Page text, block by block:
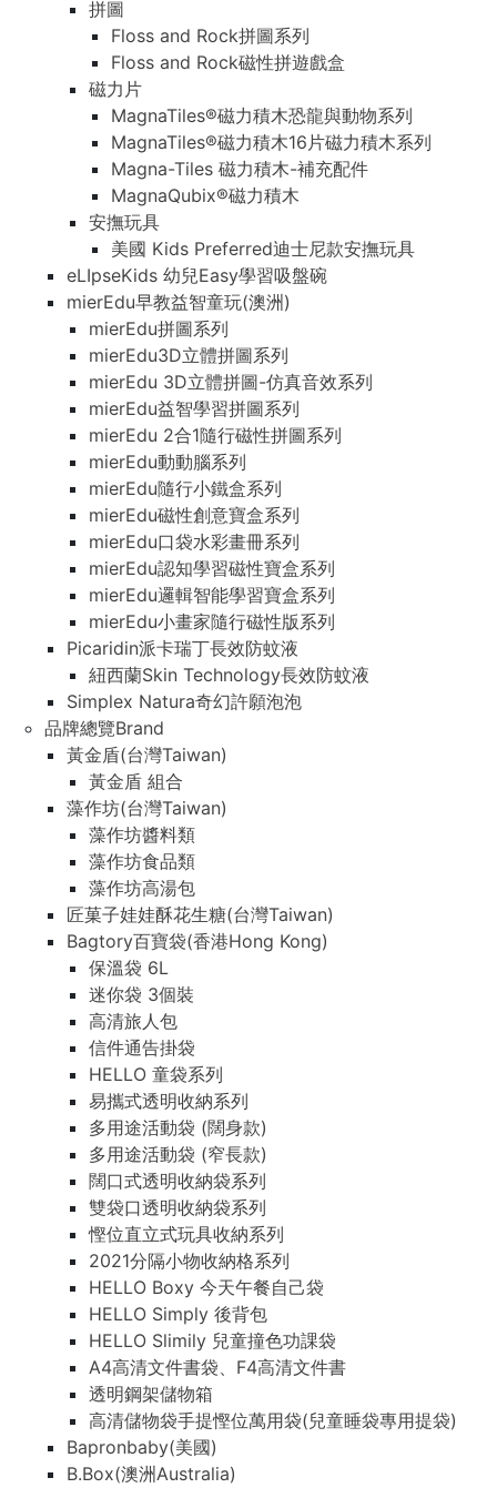
拼圖
Floss and Rock拼圖系列
Floss and Rock磁性拼遊戲盒
磁力片
MagnaTiles®磁力積木恐龍與動物系列
MagnaTiles®磁力積木16片磁力積木系列
Magna-Tiles 磁力積木-補充配件
MagnaQubix®磁力積木
安撫玩具
美國 Kids Preferred迪士尼款安撫玩具
eLIpseKids 幼兒Easy學習吸盤碗
mierEdu早教益智童玩(澳洲)
mierEdu拼圖系列
mierEdu3D立體拼圖系列
mierEdu 3D立體拼圖-仿真音效系列
mierEdu益智學習拼圖系列
mierEdu 2合1隨行磁性拼圖系列
mierEdu動動腦系列
mierEdu隨行小鐵盒系列
mierEdu磁性創意寶盒系列
mierEdu口袋水彩畫冊系列
mierEdu認知學習磁性寶盒系列
mierEdu邏輯智能學習寶盒系列
mierEdu小畫家隨行磁性版系列
Picaridin派卡瑞丁長效防蚊液
紐西蘭Skin Technology長效防蚊液
Simplex Natura奇幻許願泡泡
品牌總覽Brand
黃金盾(台灣Taiwan)
黃金盾 組合
藻作坊(台灣Taiwan)
藻作坊醬料類
藻作坊食品類
藻作坊高湯包
匠菓子娃娃酥花生糖(台灣Taiwan)
Bagtory百寶袋(香港Hong Kong)
保溫袋 6L
迷你袋 3個裝
高清旅人包
信件通告掛袋
HELLO 童袋系列
易攜式透明收納系列
多用途活動袋 (闊身款)
多用途活動袋 (窄長款)
闊口式透明收納袋系列
雙袋口透明收納袋系列
慳位直立式玩具收納系列
2021分隔小物收納格系列
HELLO Boxy 今天午餐自己袋
HELLO Simply 後背包
HELLO Slimily 兒童撞色功課袋
A4高清文件書袋、F4高清文件書
透明鋼架儲物箱
高清儲物袋手提慳位萬用袋(兒童睡袋專用提袋)
Bapronbaby(美國)
B.Box(澳洲Australia)